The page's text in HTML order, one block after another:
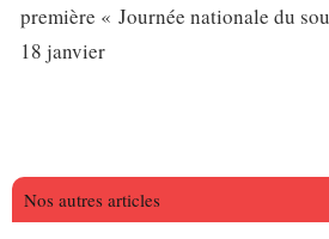
première « Journée nationale du
18 janvier
Nos autres articles